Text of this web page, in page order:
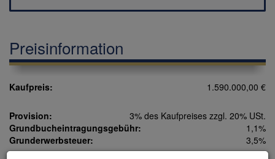
Preisinformation
Kaufpreis: 1.590.000,00 €
Provision:
3% des Kaufpreises zzgl. 20% USt.
Grundbucheintragungsgebühr:
1,1%
Grunderwerbsteuer:
3,5%